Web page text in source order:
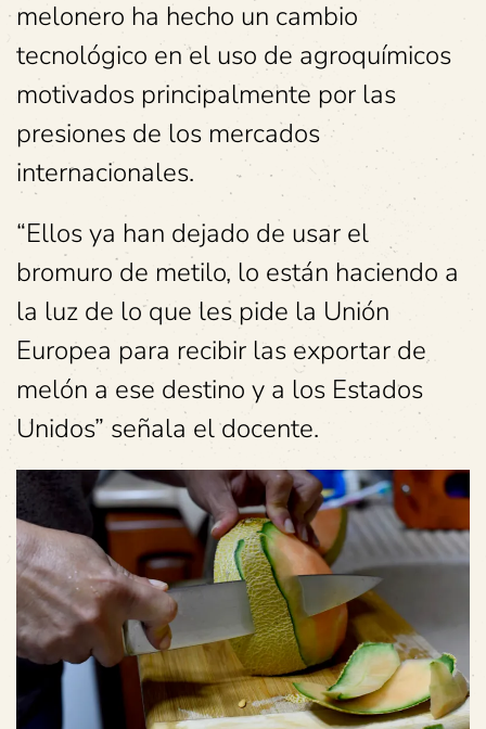
melonero ha hecho un cambio
tecnológico en el uso de agroquímicos
motivados principalmente por las
presiones de los mercados
internacionales.
“Ellos ya han dejado de usar el
bromuro de metilo, lo están haciendo a
la luz de lo que les pide la Unión
Europea para recibir las exportar de
melón a ese destino y a los Estados
Unidos” señala el docente.